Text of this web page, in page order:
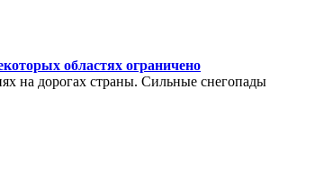
областях ограничено
на дорогах страны. Сильные снегопады